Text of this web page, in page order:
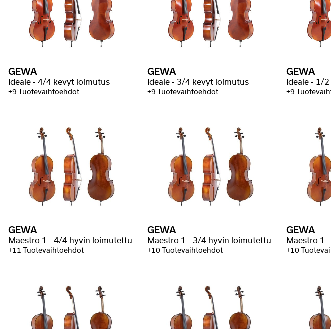
GEWA
Ideale - 4/4 kevyt loimutus
+9 Tuotevaihtoehdot
GEWA
Ideale - 3/4 kevyt loimutus
+9 Tuotevaihtoehdot
GEWA
Ideale - 1/
+9
GEWA
Maestro 1 - 4/4 hyvin loimutettu
+11 Tuotevaihtoehdot
GEWA
Maestro 1 - 3/4 hyvin loimutettu
+10 Tuotevaihtoehdot
GEWA
Maestro 1
+10